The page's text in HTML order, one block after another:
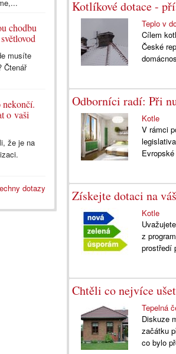
Kotlíkové dotace -
Teplo v
Cílem
České
Odborníci radí: Při
Kotle
V rámci
Získejte dotaci na
Kotle
z
prostředí
Chtěli co nejvíce
Tepelná
Diskuze
začátku
co bylo
chodbu
musíte
Čtenář
o vaši
že je na
dotazy